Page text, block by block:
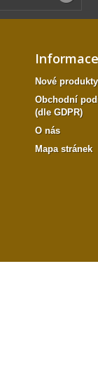
Informace
Nové produkty
Obchodní
(dle GDPR)
O nás
Mapa stránek